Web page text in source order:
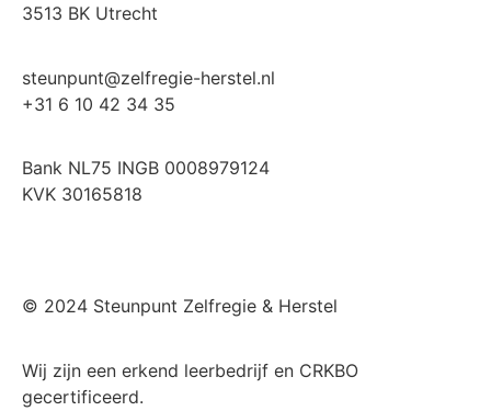
3513 BK Utrecht
steunpunt@zelfregie-herstel.nl
+31 6 10 42 34 35
Bank NL75 INGB 0008979124
KVK 30165818
© 2024 Steunpunt Zelfregie & Herstel
Wij zijn een erkend leerbedrijf en CRKBO
gecertificeerd.